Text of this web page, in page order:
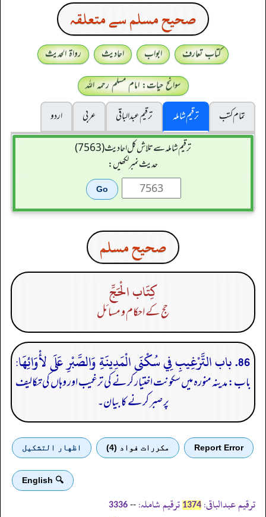
صحيح مسلم سے متعلقہ
کتاب تعارف ابواب احادیث
رواۃ الحدیث
سوانح حیات: امام مسلم رحمہ اللہ
تمام کتب
ترقیم شاملہ ترقيم عبدالباقی عربی
اردو
ترقیم شاملہ سے تلاش کل احادیث (7563)
حدیث نمبر لکھیں:
صحيح مسلم
كِتَاب الْحَجِّ
حج کے احکام و مسائل
86. باب التَّرْغِيبِ فِي سُكْنَى الْمَدِينَةِ وَالصَّبْرِ عَلَى لأْوَائِهَا:
باب: مدینہ منورہ میں سکونت اختیار کرنے کی ترغیب اور وہاں کی تکالیف
پر صبر کرنے کا بیان۔
Report Error مكررات فواد (4) اظهار التشكيل
🔍 English
ترقیم عبدالباقی: 1374 ترقیم شاملہ: --
3336